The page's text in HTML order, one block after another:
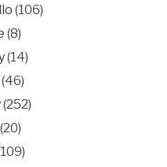
(106)
(8)
(14)
(46)
(252)